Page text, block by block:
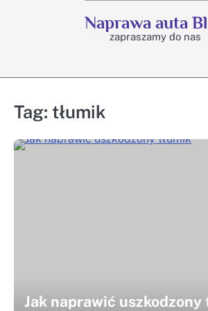
Naprawa auta
zapraszamy do nas
Tag: tłumik
Jak naprawić uszkodzony